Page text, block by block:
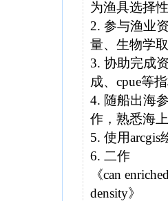
为渔具选择
2. 参与渔业
量、生物学
3. 协助完成
成、cpue等
4. 随船出海
作，熟悉海
5. 使用
6. 二作
《can
density》